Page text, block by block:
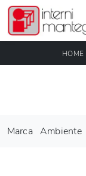
HOME
Marca Ambiente